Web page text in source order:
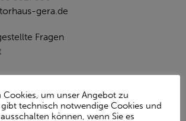
gera.de
Fragen
Cookies, um unser Angebot zu
gibt technisch notwendige Cookies und
können, wenn Sie es